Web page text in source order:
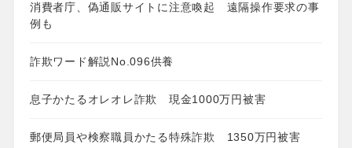
消費者庁、偽通販サイトに注意喚起 遠隔操作要求の事
例も
詐欺ワード解説No.096供養
息子かたるオレオレ詐欺 現金1000万円被害
郵便局員や検察職員かたる特殊詐欺 1350万円被害